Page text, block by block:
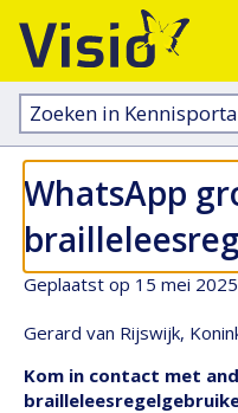
Zoeken
in
kennisportaal:
WhatsApp
Geplaatst op 15 mei 2025
Gerard van Rijswijk,
Kom in contact met